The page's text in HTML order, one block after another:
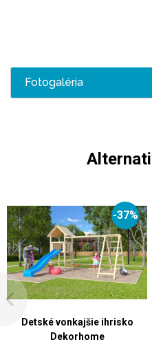
Fotogaléria
-37%
Detské vonkajšie ihrisko
Dekorhome